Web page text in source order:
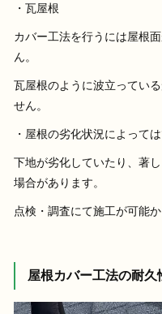
・瓦屋根
カバー工法を行うには屋根
ん。
瓦屋根のように波立ってい
せん。
・屋根の劣化状況によって
下地が劣化していたり、著
場合があります。
点検・調査にて施工が可能
屋根カバー工法の耐久